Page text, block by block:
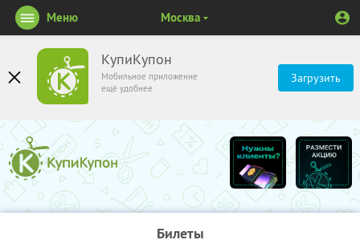
КупиКупон
Мобильное приложение
ещё удобнее
Загрузить
Меню Москва
Билеты